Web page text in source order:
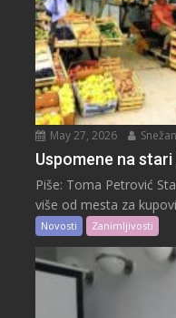
May 27, 2026
Uspomene na
Piše: Toma Petrović
više od mesta za
Novosti Zanimljivosti